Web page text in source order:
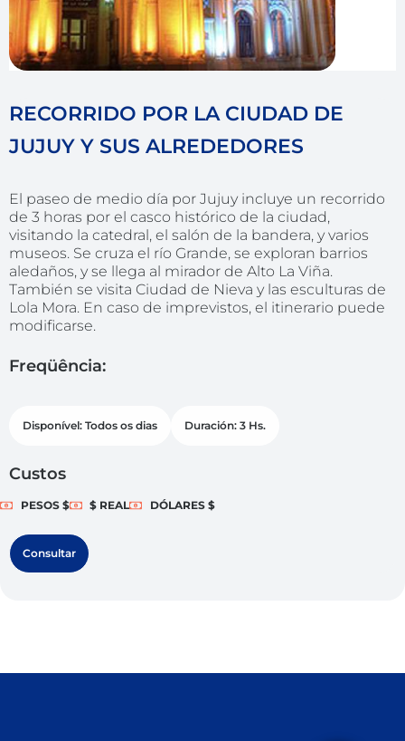
RECORRIDO POR LA CIUDAD DE
JUJUY Y SUS ALREDEDORES
El paseo de medio día por Jujuy incluye un recorrido
de 3 horas por el casco histórico de la ciudad,
visitando la catedral, el salón de la bandera, y varios
museos. Se cruza el río Grande, se exploran barrios
aledaños, y se llega al mirador de Alto La Viña.
También se visita Ciudad de Nieva y las esculturas de
Lola Mora. En caso de imprevistos, el itinerario puede
modificarse.
Freqüência:
Disponível: Todos os dias Duración: 3 Hs.
Custos
PESOS $ $ REAL DÓLARES $
Consultar